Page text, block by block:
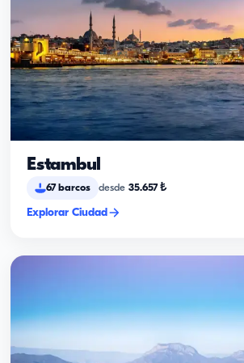
Estambul
67 barcos desde 35.657₺
Explorar Ciudad